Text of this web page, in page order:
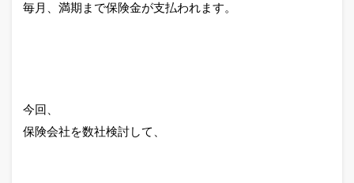
毎月、満期まで保険金が支払われます。
今回、
保険会社を数社検討して、